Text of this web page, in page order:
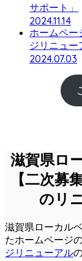
サポート」
2024.11.14
ホームペー
ジリニュー
2024.07.03
滋賀県ロ
【二次募
のリ
滋賀県ローカル
たホームページ
ジリニューアル